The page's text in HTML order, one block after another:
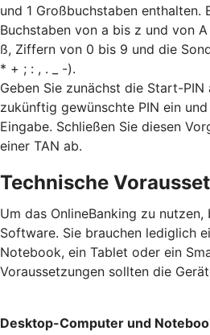
und 1 Großbuchstaben enthalten.
Buchstaben von a bis z und von
ß, Ziffern von 0 bis 9 und die
* + ; : , . _ -).
Geben Sie zunächst die Start-PIN
zukünftig gewünschte PIN ein
Eingabe. Schließen Sie diesen
einer TAN ab.
Technische
Um das OnlineBanking zu
Software. Sie brauchen lediglich
Notebook, ein Tablet oder ein
Voraussetzungen sollten die
Desktop-Computer und